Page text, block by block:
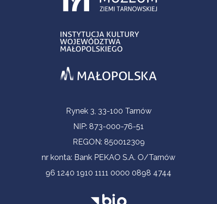
Informacje kontaktoweRynek 3, 33-100 Tarnów
NIP: 873-000-76-51
REGON: 850012309
nr konta: Bank PEKAO S.A. O/Tarnów
96 1240 1910 1111 0000 0898 4744